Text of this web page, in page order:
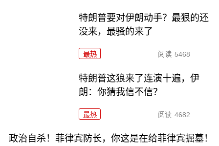
特朗普要对伊朗动手？最狠的还
没来，最骚的来了
最热 阅读 5468
特朗普这狼来了连演十遍，伊
朗：你猜我信不信？
最热 阅读 4682
政治自杀！菲律宾防长，你这是在给菲律宾掘墓！